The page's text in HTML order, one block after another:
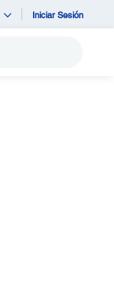
Iniciar Sesión